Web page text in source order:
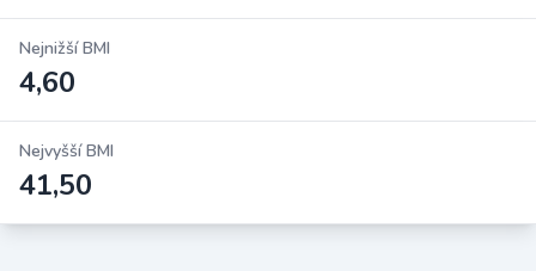
Nejnižší BMI
4,60
Nejvyšší BMI
41,50